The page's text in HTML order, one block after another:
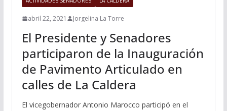
abril 22, 2021 Jorgelina La Torre
El Presidente y Senadores
participaron de la Inauguración
de Pavimento Articulado en
calles de La Caldera
El vicegobernador Antonio Marocco participó en el